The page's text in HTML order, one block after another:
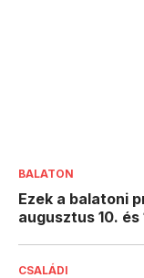
BALATON
Ezek a balatoni
augusztus 10.
CSALÁDI